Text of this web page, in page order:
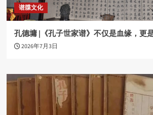
谱牒文化
孔德墉 |《孔子世家谱》不仅是血缘，更
2026年7月3日